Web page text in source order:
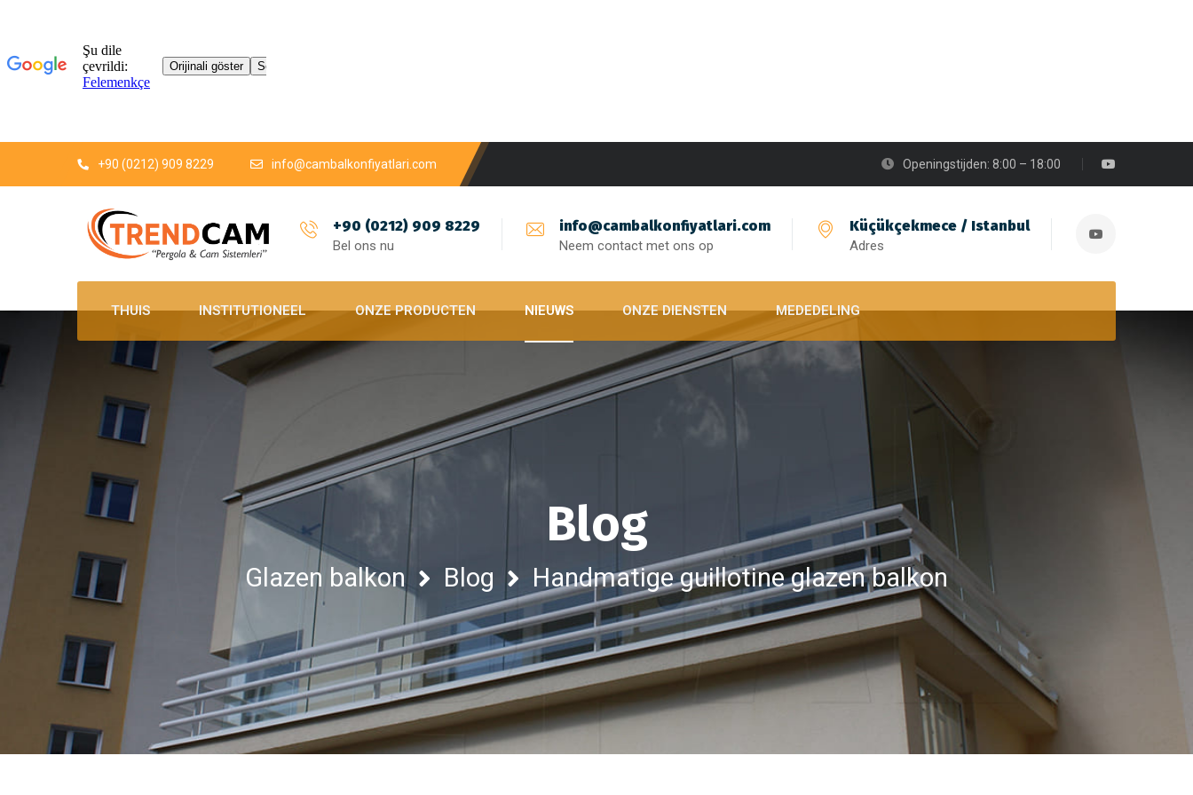
+90 (0212) 909 8229 info@cambalkonfiyatlari.com Openingstijden: 8:00 – 18:00
+90 (0212) 909 8229
Bel ons nu
info@cambalkonfiyatlari.com
Neem contact met ons op
Küçükçekmece / Istanbul
Adres
THUIS INSTITUTIONEEL ONZE PRODUCTEN NIEUWS ONZE DIENSTEN MEDEDELING
Blog
Glazen balkon Blog Handmatige guillotine glazen balkon